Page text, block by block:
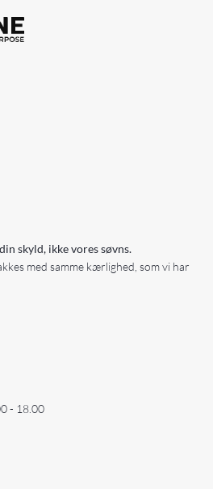
skyld, ikke vores søvns.
med samme kærlighed, som vi har
- 18.00